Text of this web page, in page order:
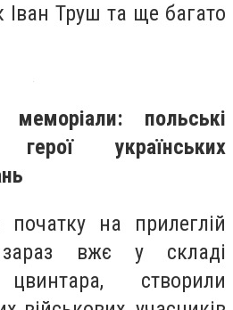
Іван Труш та ще багато
меморіали: польські
українських
на прилеглій
зараз вжє у складі
цвинтара, створили